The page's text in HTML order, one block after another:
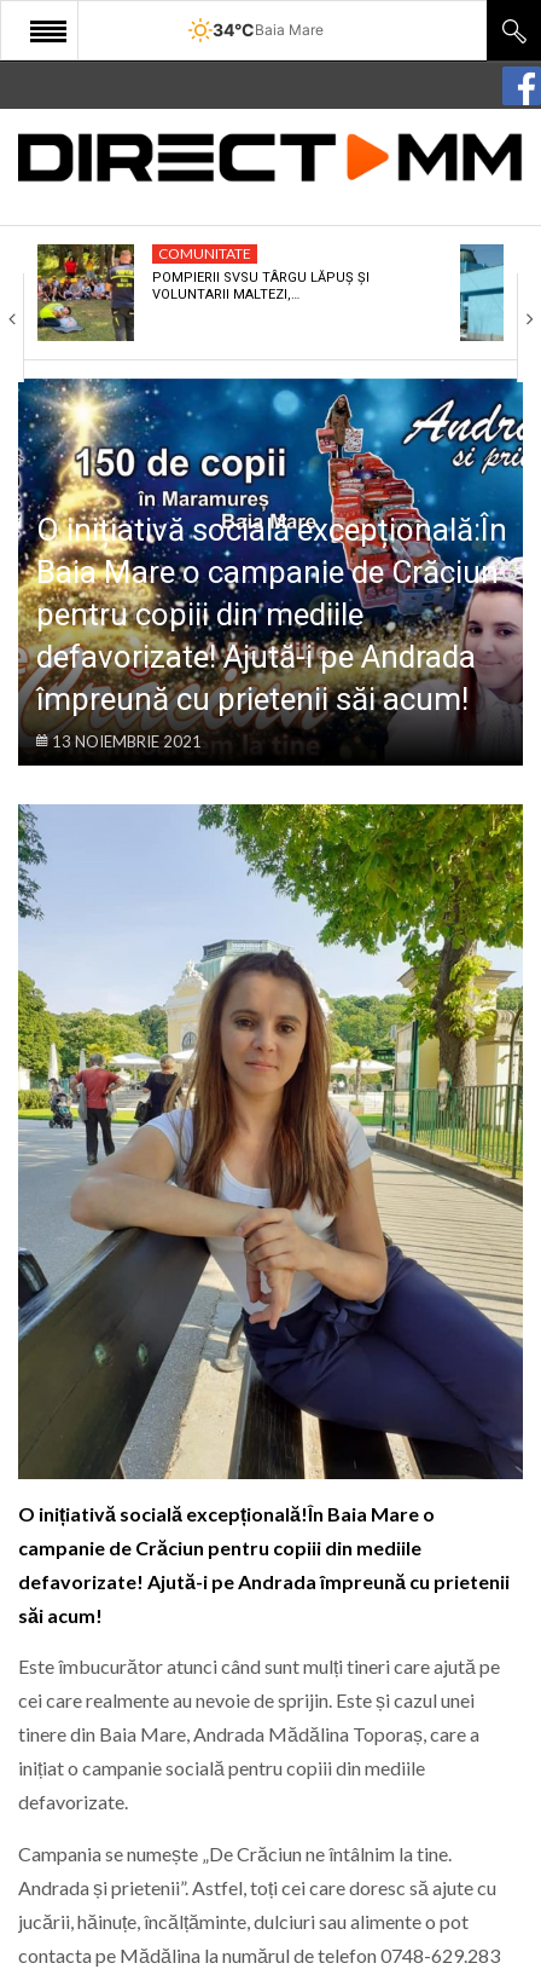
34°CBaia Mare
START
COMUNITATE
CULTURA
ECONOMIE
SANATATE
SPORT
SPECIAL
POLITIC
LIFE
COMUNITATE
POMPIERII SVSU TÂRGU LĂPUȘ ȘI
VOLUNTARII MALTEZI,…
O inițiativă socială excepțională:În
Baia Mare o campanie de Crăciun
pentru copiii din mediile
defavorizate! Ajută-i pe Andrada
împreună cu prietenii săi acum!
13 NOIEMBRIE 2021
O inițiativă socială excepțională!În Baia Mare o
campanie de Crăciun pentru copiii din mediile
defavorizate! Ajută-i pe Andrada împreună cu prietenii
săi acum!
Este îmbucurător atunci când sunt mulți tineri care ajută pe
cei care realmente au nevoie de sprijin. Este și cazul unei
tinere din Baia Mare, Andrada Mădălina Toporaș, care a
inițiat o campanie socială pentru copiii din mediile
defavorizate.
Campania se numește „De Crăciun ne întâlnim la tine.
Andrada și prietenii”. Astfel, toți cei care doresc să ajute cu
jucării, hăinuțe, încălțăminte, dulciuri sau alimente o pot
contacta pe Mădălina la numărul de telefon 0748-629.283